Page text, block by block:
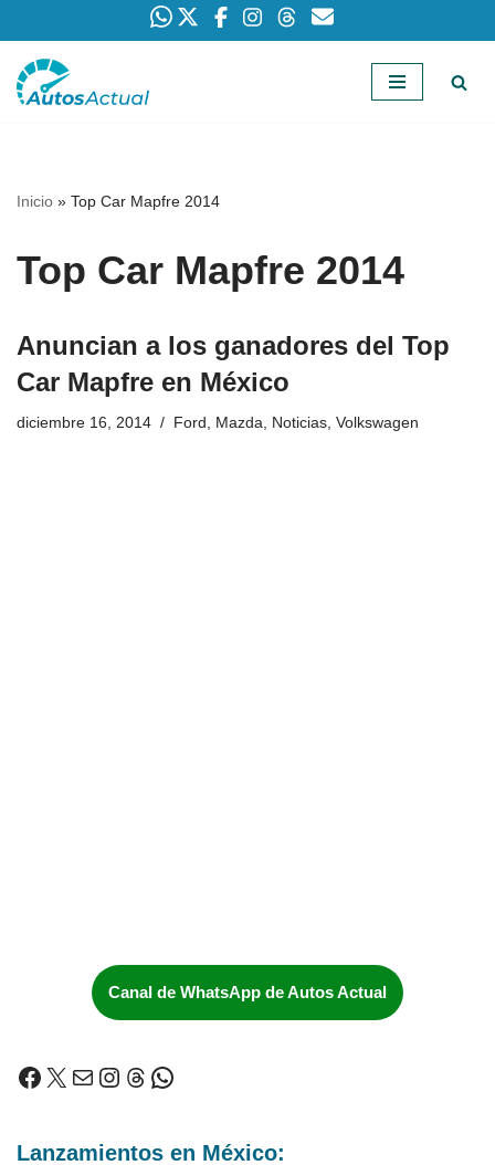
Saltar
Inicio » Top Car Mapfre 2014
Top Car Mapfre 2014
Anuncian a los ganadores del Top
Car Mapfre en México
diciembre 16, 2014 Ford , Mazda, Noticias, Volkswagen
Canal de WhatsApp de Autos Actual
Lanzamientos en México: